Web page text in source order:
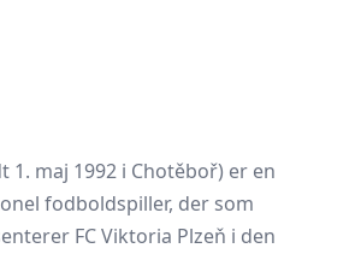
1. maj 1992 i Chotěboř) er en
fodboldspiller, der som
FC Viktoria Plzeň i den